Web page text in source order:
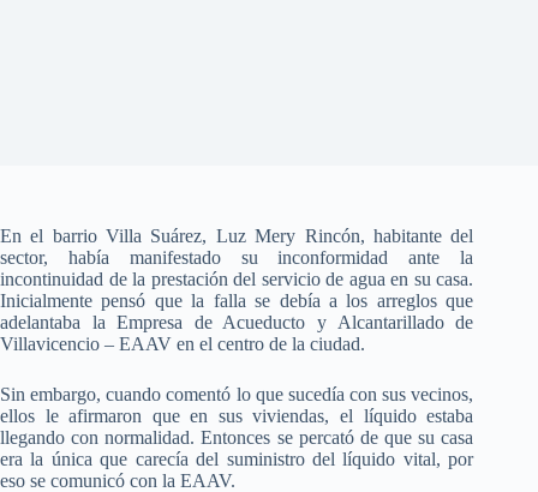
En el barrio Villa Suárez, Luz Mery Rincón, habitante del
sector, había manifestado su inconformidad ante la
incontinuidad de la prestación del servicio de agua en su casa.
Inicialmente pensó que la falla se debía a los arreglos que
adelantaba la Empresa de Acueducto y Alcantarillado de
Villavicencio – EAAV en el centro de la ciudad.
Sin embargo, cuando comentó lo que sucedía con sus vecinos,
ellos le afirmaron que en sus viviendas, el líquido estaba
llegando con normalidad. Entonces se percató de que su casa
era la única que carecía del suministro del líquido vital, por
eso se comunicó con la EAAV.